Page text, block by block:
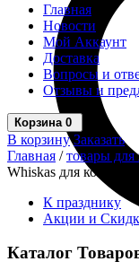
Главная
Новости
Мой Аккаунт
Доставка
Вопросы и
Отзывы и
Корзина 0
В корзину Заказать
Главная /товары
Whiskas для кошек
К празднику
Акции и
Каталог